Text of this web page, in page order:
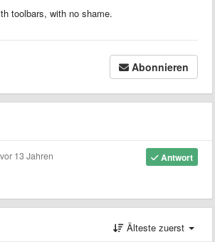
toolbars, with no shame.
Abonnieren
Antwort
vor 13 Jahren
Älteste zuerst